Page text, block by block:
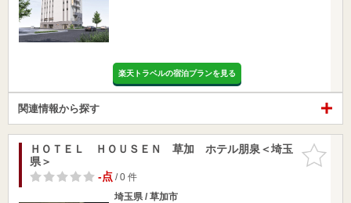
楽天トラベルの宿泊プランを見る
関連情報から探す
お気に入
りに追加
ＨＯＴＥＬ ＨＯＵＳＥＮ 草加 ホテル朋泉＜埼玉
県＞
-点/ 0 件
埼玉県 / 草加市